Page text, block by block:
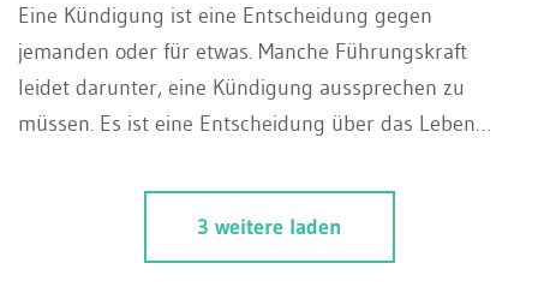
Eine Kündigung ist eine Entscheidung gegen
jemanden oder für etwas. Manche Führungskraft
leidet darunter, eine Kündigung aussprechen zu
müssen. Es ist eine Entscheidung über das Leben
Führungskraft. Trotzdem kommt keine Führungskraft
darum herum. Ein Trennungsgespräch gehört ebenso
zu Kompetenz und Aufgabe. Es erfordert eine gute
3 weitere laden